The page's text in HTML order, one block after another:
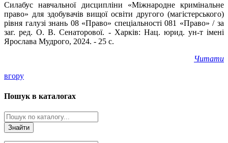
Силабус навчальної дисципліни «Міжнародне кримінальне
право» для здобувачів вищої освіти другого (магістерського)
рівня галузі знань 08 «Право» спеціальності 081 «Право» / за
заг. ред. О. В. Сенаторової. - Харків: Нац. юрид. ун-т імені
Ярослава Мудрого, 2024. - 25 с.
Читати
вгору
Пошук в каталогах
Знайти